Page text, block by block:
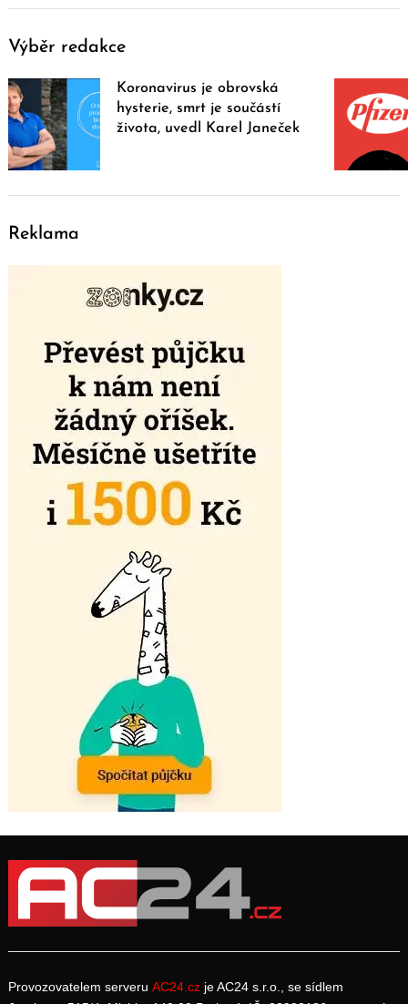
Výběr redakce
Koronavirus je obrovská
hysterie, smrt je součástí
života, uvedl Karel Janeček
Reklama
Provozovatelem serveru AC24.cz je AC24 s.r.o., se sídlem